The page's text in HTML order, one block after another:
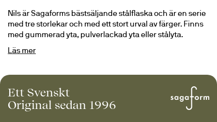
Nils är Sagaforms bästsäljande stålflaska och är en serie
med tre storlekar och med ett stort urval av färger. Finns
med gummerad yta, pulverlackad yta eller stålyta.
dubbelväggiga med kopparhölje så att de håller dryck
äventyr. Med sin stilrena form och smarta funktion har
den blivit ett självklart val i många hem. En hållbar
Läs mer
Ett Svenskt
Original sedan 1996